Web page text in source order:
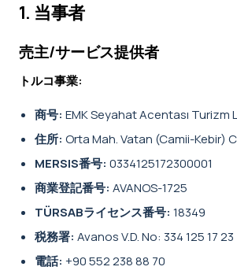
1. 当事者
売主/サービス提供者
トルコ事業:
商号: EMK Seyahat Acentası Turizm
住所: Orta Mah. Vatan (Camii-Kebir)
MERSIS番号: 0334125172300001
商業登記番号: AVANOS-1725
TÜRSABライセンス番号: 18349
税務署: Avanos V.D. No: 334 125 17 23
電話: +90 552 238 88 70